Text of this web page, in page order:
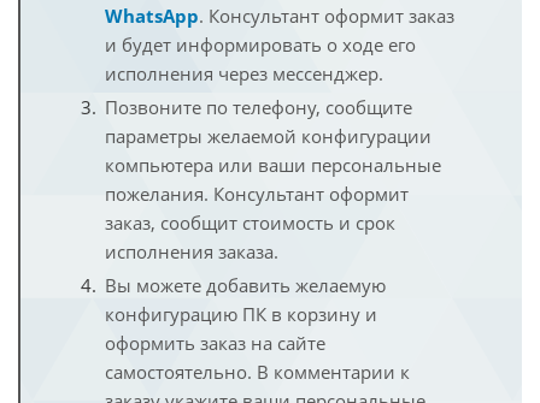
WhatsApp. Консультант оформит заказ
и будет информировать о ходе его
исполнения через мессенджер.
Позвоните по телефону, сообщите
параметры желаемой конфигурации
компьютера или ваши персональные
пожелания. Консультант оформит
заказ, сообщит стоимость и срок
исполнения заказа.
Вы можете добавить желаемую
конфигурацию ПК в корзину и
оформить заказ на сайте
самостоятельно. В комментарии к